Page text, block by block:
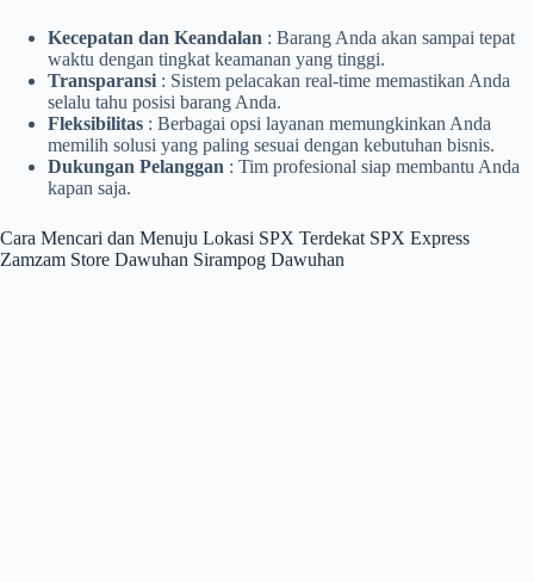
Kecepatan dan Keandalan : Barang Anda akan sampai tepat
waktu dengan tingkat keamanan yang tinggi.
Transparansi : Sistem pelacakan real-time memastikan Anda
selalu tahu posisi barang Anda.
Fleksibilitas : Berbagai opsi layanan memungkinkan Anda
memilih solusi yang paling sesuai dengan kebutuhan bisnis.
Dukungan Pelanggan : Tim profesional siap membantu Anda
kapan saja.
Cara Mencari dan Menuju Lokasi SPX Terdekat SPX Express
Zamzam Store Dawuhan Sirampog Dawuhan